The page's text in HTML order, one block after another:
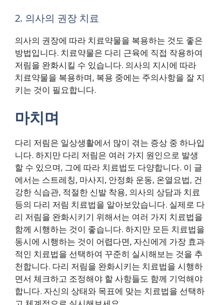
2. 의사의 권장 치료
의사의 권장에 따라 치료약물을 복용하는 것도 좋은
방법입니다. 치료약물은 다리 근육에 직접 작용하여
저림을 완화시킬 수 있습니다. 의사의 지시에 따라
치료약물을 복용하며, 복용 중에는 주의사항을 잘 지
키는 것이 필요합니다.
마치며
다리 저림은 일상생활에서 많이 겪는 증상 중 하나입
니다. 하지만 다리 저림은 여러 가지 원인으로 발생
할 수 있으며, 그에 따라 치료법도 다양합니다. 이 글
에서는 스트레칭, 마사지, 안정화 운동, 온열요법, 건
강한 식습관, 적절한 신발 착용, 의사의 상담과 치료
등의 다리 저림 치료법을 알아보았습니다. 실제로 다
리 저림을 완화시키기 위해서는 여러 가지 치료법을
함께 시행하는 것이 좋습니다. 하지만 모든 치료법을
동시에 시행하는 것이 어렵다면, 자신에게 가장 효과
적인 치료법을 선택하여 꾸준히 실시해보는 것을 추
천합니다. 다리 저림을 완화시키는 치료법을 시행하
면서 체크하고 조정해야 할 사항들도 함께 기억해야
합니다. 자신의 상태와 목표에 맞는 치료법을 선택하